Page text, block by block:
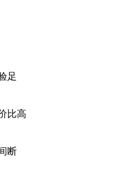
足
比高
断